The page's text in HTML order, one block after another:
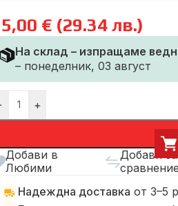
€ (29.34 лв.)
На склад – изпращаме
– понеделник, 03 август
+
Добави в
Любими
Добави за
сравнение
Надеждна доставка от 3–5